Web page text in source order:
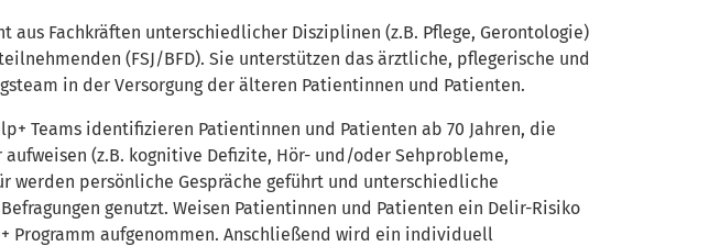
aus Fachkräften unterschiedlicher Disziplinen (z.B. Pflege, Gerontologie)
(FSJ/BFD). Sie unterstützen das ärztliche, pflegerische und
in der Versorgung der älteren Patientinnen und Patienten.
Teams identifizieren Patientinnen und Patienten ab 70 Jahren, die
(z.B. kognitive Defizite, Hör- und/oder Sehprobleme,
werden persönliche Gespräche geführt und unterschiedliche
genutzt. Weisen Patientinnen und Patienten ein Delir-Risiko
Programm aufgenommen. Anschließend wird ein individuell